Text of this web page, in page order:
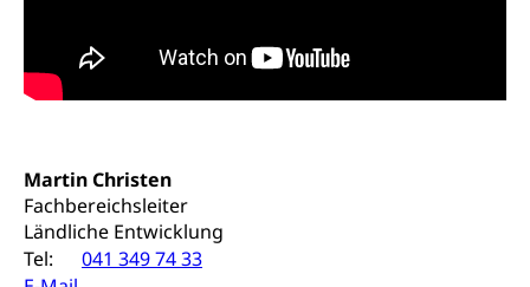
Martin Christen
Fachbereichsleiter
Ländliche Entwicklung
Tel:
041 349 74 33
Verkehr und Infrastruktur vif
Zivilstand
Geburt, Heirat, Ehe, Partnerschaft, Tod,
Adoption
Adoptivkind, Adoptiveltern, Adoptionsvermittlung,
Adoptionsverfahren, elterliche Gewalt, elterliche
Sorge